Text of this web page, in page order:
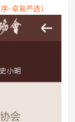
-卓易严选）